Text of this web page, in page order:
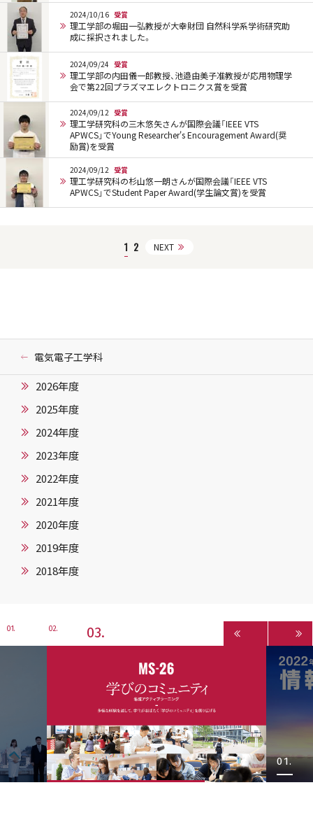
2024/10/16 受賞
理工学部の堀田一弘教授が大幸財団 自然科学系学術研究助
成に採択されました。
2024/09/24 受賞
理工学部の内田儀一郎教授、池邉由美子准教授が応用物理学
会で第22回プラズマエレクトロニクス賞を受賞
2024/09/12 受賞
理工学研究科の三木悠矢さんが国際会議「IEEE VTS
APWCS」でYoung Researcher's Encouragement Award(奨
励賞)を受賞
2024/09/12 受賞
理工学研究科の杉山悠一朗さんが国際会議「IEEE VTS
APWCS」でStudent Paper Award(学生論文賞)を受賞
1 2 NEXT
電気電子工学科
2026年度
2025年度
2024年度
2023年度
2022年度
2021年度
2020年度
2019年度
2018年度
1 2 3